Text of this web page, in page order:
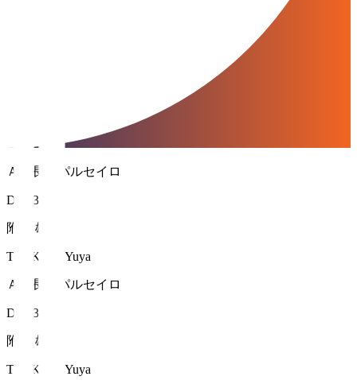
ＡＣ長野パルセイロ
DF 13
附木 雄也
TSUKEGI Yuya
ＡＣ長野パルセイロ
DF 13
附木 雄也
TSUKEGI Yuya